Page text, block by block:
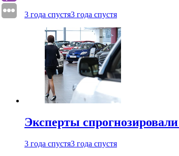
3 года спустя3 года спустя
Эксперты
3 года спустя3 года спустя